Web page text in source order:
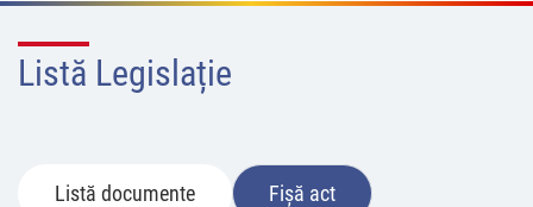
Listă Legislație
Listă documente Fișă act